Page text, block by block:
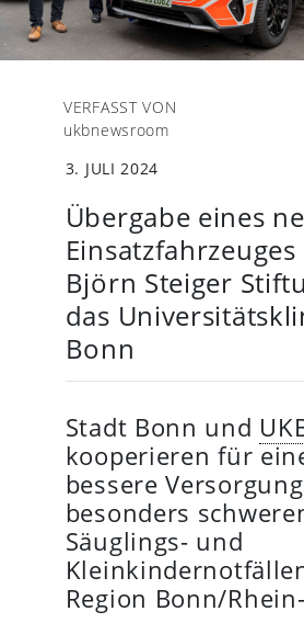
VERFASST VON
ukbnewsroom
3. JULI 2024
Übergabe eines
Björn Steiger
das
Bonn
Stadt Bonn und
kooperieren für
bessere
besonders
Säuglings- und
Region Bonn/